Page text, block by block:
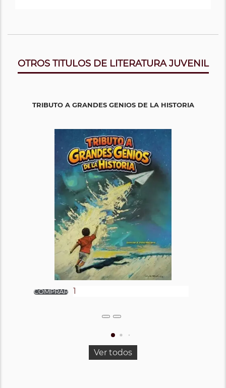
OTROS TITULOS DE LITERATURA JUVENIL
TRIBUTO A GRANDES GENIOS DE LA HISTORIA
Ver todos